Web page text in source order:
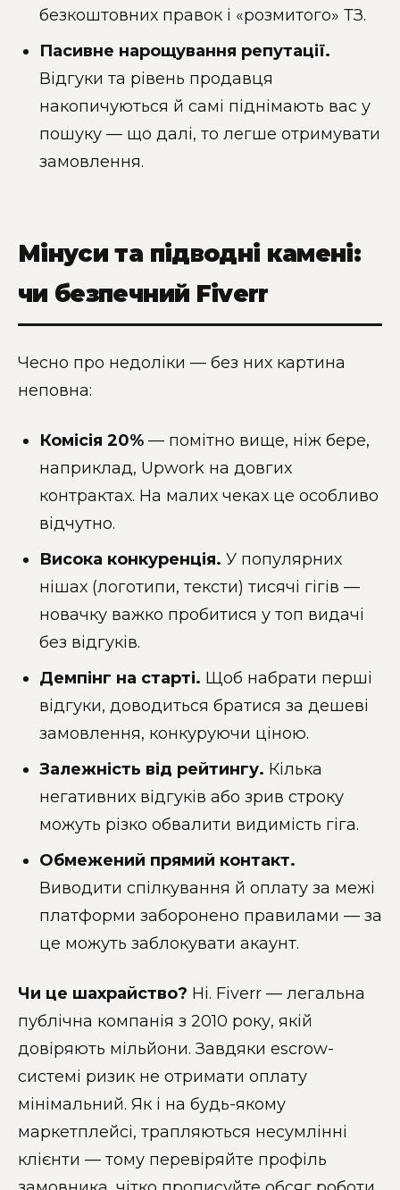
безкоштовних правок і «розмитого» ТЗ.
Пасивне нарощування репутації.
Відгуки та рівень продавця
накопичуються й самі піднімають вас у
пошуку — що далі, то легше отримувати
замовлення.
Мінуси та підводні камені:
чи безпечний Fiverr
Чесно про недоліки — без них картина
неповна:
Комісія 20% — помітно вище, ніж бере,
наприклад, Upwork на довгих
контрактах. На малих чеках це особливо
відчутно.
Висока конкуренція. У популярних
нішах (логотипи, тексти) тисячі гігів —
новачку важко пробитися у топ видачі
без відгуків.
Демпінг на старті. Щоб набрати перші
відгуки, доводиться братися за дешеві
замовлення, конкуруючи ціною.
Залежність від рейтингу. Кілька
негативних відгуків або зрив строку
можуть різко обвалити видимість гіга.
Обмежений прямий контакт.
Виводити спілкування й оплату за межі
платформи заборонено правилами — за
це можуть заблокувати акаунт.
Чи це шахрайство? Ні. Fiverr — легальна
публічна компанія з 2010 року, якій
довіряють мільйони. Завдяки escrow-
системі ризик не отримати оплату
мінімальний. Як і на будь-якому
маркетплейсі, трапляються несумлінні
клієнти — тому перевіряйте профіль